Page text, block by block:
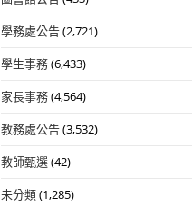
學務處公告(2,721)
學生事務(6,433)
家長事務(4,564)
教務處公告(3,532)
教師甄選(42)
未分類(1,285)